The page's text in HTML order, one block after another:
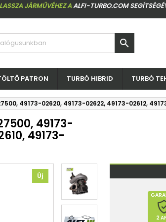
JÁRMŰVÉHEZ AALFI-TURBO.COM

PATRON TURBÓ HIBRID TURBÓ
49173-02620, 49173-02622, 49173-02612,
49173-
49173-
Új
2